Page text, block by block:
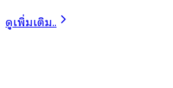
ดูเพิ่มเติม..